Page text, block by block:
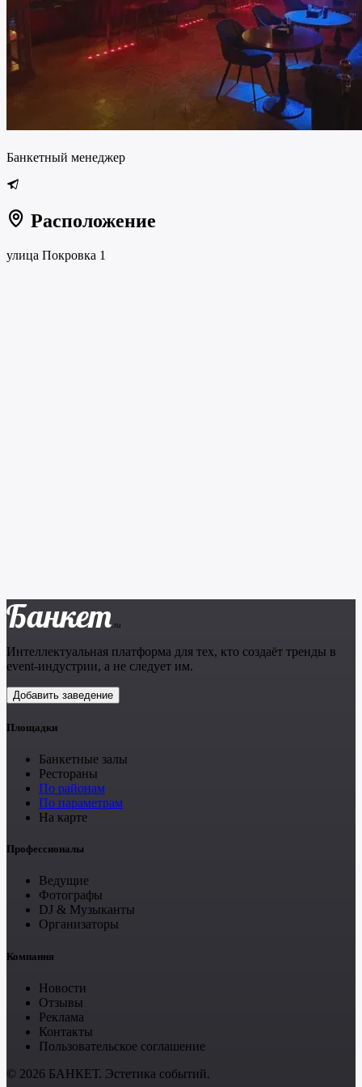
Банкетный менеджер
Расположение
улица Покровка 1
Банкет .ru
Интеллектуальная платформа для тех, кто создаёт тренды в
event-индустрии, а не следует им.
Добавить заведение
Площадки
Банкетные залы
Рестораны
По районам
По параметрам
На карте
Профессионалы
Ведущие
Фотографы
DJ & Музыканты
Организаторы
Компания
Новости
Отзывы
Реклама
Контакты
Пользовательское соглашение
© 2026 БАНКЕТ. Эстетика событий.